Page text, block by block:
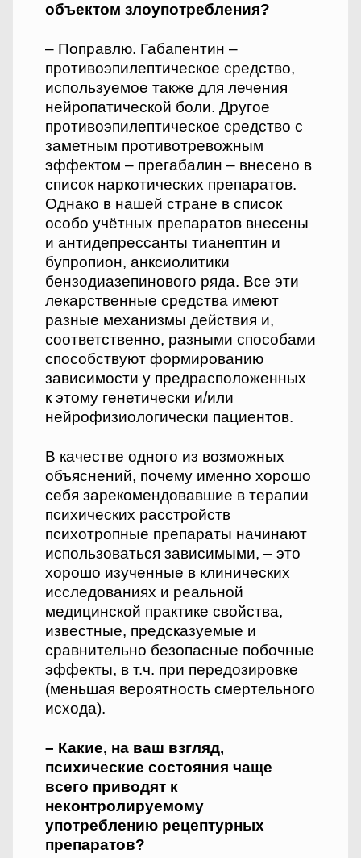
объектом злоупот­ребления?
– Поправлю. Габапентин –
противоэпилептическое средство,
используемое также для лечения
нейропатической боли. Другое
противоэпилептическое средство с
заметным противотревожным
эффектом – прегабалин – внесено в
список наркотических препаратов.
Однако в нашей стране в список
особо учётных препаратов внесены
и антидепрессанты тианептин и
бупропион, анксиолитики
бензодиазепинового ряда. Все эти
лекарственные средства имеют
разные механизмы действия и,
соответственно, разными способами
способствуют формированию
зависимости у предрасположенных
к этому генетически и/или
нейрофизиологически пациентов.
В качестве одного из возможных
объяснений, почему именно хорошо
себя зарекомендовавшие в терапии
психических расстройств
психотропные препараты начинают
использоваться зависимыми, – это
хорошо изу­ченные в клинических
исследованиях и реальной
медицинской практике свойства,
известные, предсказуемые и
сравнительно безопасные побочные
эффекты, в т.ч. при передозировке
(меньшая вероятность смертельного
исхода).
– Какие, на ваш взгляд,
психические состояния чаще
всего приводят к
неконтролируемому
употреблению рецептурных
препаратов?